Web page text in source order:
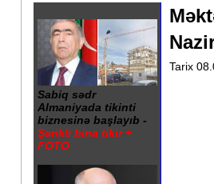
Sabiq sədr
Almaniyada tikinti
biznesinə başlayıb -
Şərikli bina tikir +
FOTO
Tarix